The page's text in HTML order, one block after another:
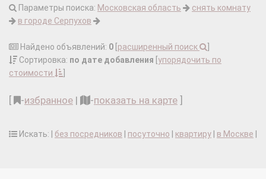
Параметры поиска: Московская область
снять комнату
в городе Серпухов
Найдено объявлений: 0 расширенный поиск
Сортировка: по дате добавления упорядочить по
стоимости
-избранное | -показать на карте
Искать: | без посредников посуточно квартиру в Москве